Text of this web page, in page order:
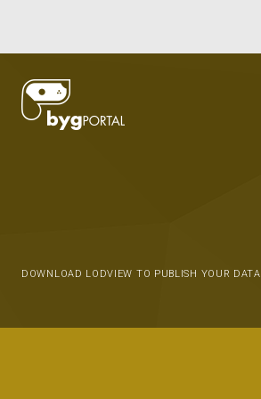
DOWNLOAD LODVIEW TO PUBLISH YOUR DATA